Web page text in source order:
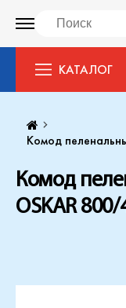
КАТАЛОГ
Комод
Комод
OSKAR 800/